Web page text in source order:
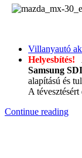
Villanyautó
Helyesbítés!
Samsung SDI
alapítású és
A
Continue reading